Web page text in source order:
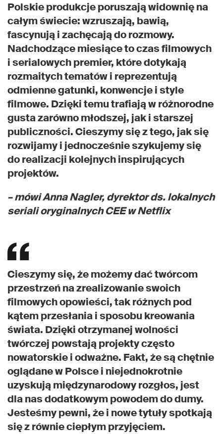
Polskie produkcje poruszają widownię na
całym świecie: wzruszają, bawią,
fascynują i zachęcają do rozmowy.
Nadchodzące miesiące to czas filmowych
i serialowych premier, które dotykają
rozmaitych tematów i reprezentują
odmienne gatunki, konwencje i style
filmowe. Dzięki temu trafiają w różnorodne
gusta zarówno młodszej, jak i starszej
publiczności. Cieszymy się z tego, jak się
rozwijamy i jednocześnie szykujemy się
do realizacji kolejnych inspirujących
projektów.
– mówi Anna Nagler, dyrektor ds. lokalnych
seriali oryginalnych CEE w Netflix
Cieszymy się, że możemy dać twórcom
przestrzeń na zrealizowanie swoich
filmowych opowieści, tak różnych pod
kątem przesłania i sposobu kreowania
świata. Dzięki otrzymanej wolności
twórczej powstają projekty często
nowatorskie i odważne. Fakt, że są chętnie
oglądane w Polsce i niejednokrotnie
uzyskują międzynarodowy rozgłos, jest
dla nas dodatkowym powodem do dumy.
Jesteśmy pewni, że i nowe tytuły spotkają
się z równie ciepłym przyjęciem.